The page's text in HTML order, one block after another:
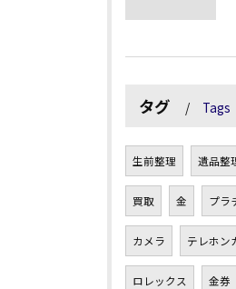
タグ Tags
生前整理 遺品整
買取 金 プラ
カメラ テレホン
ロレックス 金券